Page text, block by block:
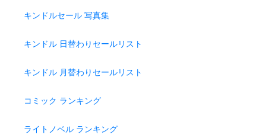
キンドルセール 写真集
キンドル 日替わりセールリスト
キンドル 月替わりセールリスト
コミック ランキング
ライトノベル ランキング